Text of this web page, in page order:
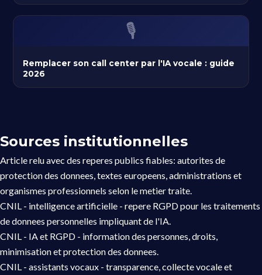
🎙️
Remplacer son call center par l'IA vocale : guide
2026
Sources institutionnelles
Article relu avec des reperes publics fiables: autorites de
protection des donnees, textes europeens, administrations et
organismes professionnels selon le metier traite.
CNIL - intelligence artificielle - repere RGPD pour les traitements
de donnees personnelles impliquant de l'IA.
CNIL - IA et RGPD - information des personnes, droits,
minimisation et protection des donnees.
CNIL - assistants vocaux - transparence, collecte vocale et